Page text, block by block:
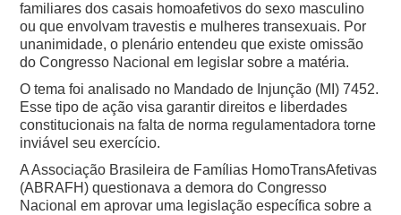
familiares dos casais homoafetivos do sexo masculino
ou que envolvam travestis e mulheres transexuais. Por
unanimidade, o plenário entendeu que existe omissão
do Congresso Nacional em legislar sobre a matéria.
O tema foi analisado no Mandado de Injunção (MI) 7452.
Esse tipo de ação visa garantir direitos e liberdades
constitucionais na falta de norma regulamentadora torne
inviável seu exercício.
A Associação Brasileira de Famílias HomoTransAfetivas
(ABRAFH) questionava a demora do Congresso
Nacional em aprovar uma legislação específica sobre a